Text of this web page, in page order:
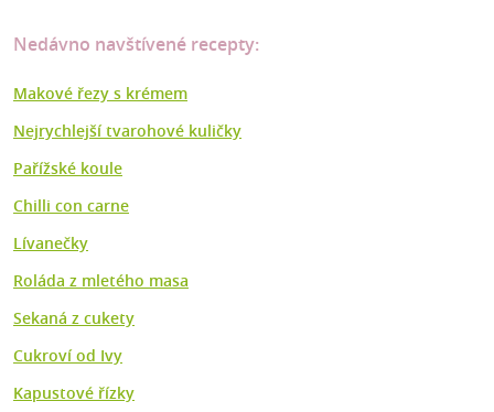
Nedávno navštívené recepty:
Makové řezy s krémem
Nejrychlejší tvarohové kuličky
Pařížské koule
Chilli con carne
Lívanečky
Roláda z mletého masa
Sekaná z cukety
Cukroví od Ivy
Kapustové řízky